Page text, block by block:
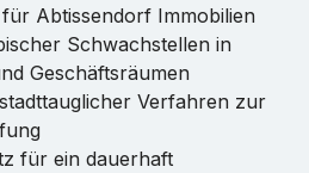
Abtissendorf Immobilien
Schwachstellen in
Geschäftsräumen
Verfahren zur
für ein dauerhaft